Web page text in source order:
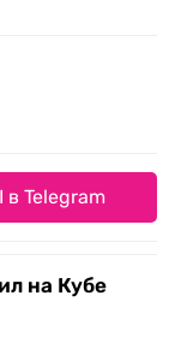
Telegram
на Кубе